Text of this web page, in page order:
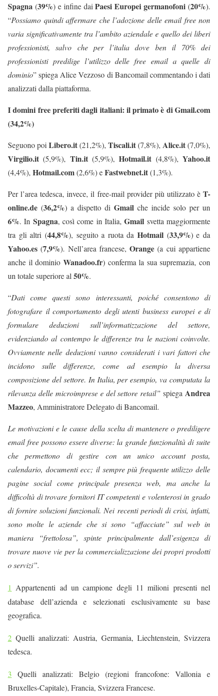
Spagna (39%) e infine daiPaesi Europei germanofoni (20%).
“Possiamo quindi affermare che l’adozione delle email free non
varia significativamente tra l’ambito aziendale e quello dei liberi
professionisti, salvo che per l’italia dove ben il 70% dei
professionisti predilige l’utilizzo delle free email a quelle di
dominio” spiega Alice Vezzoso di Bancomail commentando i dati
analizzati dalla piattaforma.
I domini free preferiti dagli italiani: il primato è di Gmail.com
(34,2%)
Seguono poiLibero.it(21,2%), Tiscali.it(7,8%), Alice.it(7,0%),
Virgilio.it (5,9%), Tin.it(5,9%),Hotmail.it (4,8%),Yahoo.it
(4,4%), Hotmail.com(2,6%) eFastwebnet.it(1,3%).
Per l’area tedesca, invece, il free-mail provider più utilizzato è T-
online.de (36,2%) a dispetto di Gmail che incide solo per un
6%. In Spagna, così come in Italia,Gmail svetta maggiormente
tra gli altri (44,8%), seguito a ruota daHotmail (33,9%) e da
Yahoo.es(7,9%). Nell’area francese,Orange (a cui appartiene
anche il dominio Wanadoo.fr) conferma la sua supremazia, con
un totale superiore al50%.
“Dati come questi sono interessanti, poiché consentono di
fotografare il comportamento degli utenti business europei e di
formulare deduzioni sull’informatizzazione del settore,
evidenziando al contempo le differenze tra le nazioni coinvolte.
Ovviamente nelle deduzioni vanno considerati i vari fattori che
incidono sulle differenze, come ad esempio la diversa
composizione del settore. In Italia, per esempio, va computata la
rilevanza delle microimprese e del settore retail”spiega Andrea
Mazzeo, Amministratore Delegato di Bancomail.
Le motivazioni e le cause della scelta di mantenere o prediligere
email free possono essere diverse: la grande funzionalità di suite
che permettono di gestire con un unico account posta,
calendario, documenti ecc; il sempre più frequente utilizzo delle
pagine social come principale presenza web, ma anche la
difficoltà di trovare fornitori IT competenti e volenterosi in grado
di fornire soluzioni funzionali. Nei recenti periodi di crisi, infatti,
sono molte le aziende che si sono “affacciate” sul web in
maniera “frettolosa”, spinte principalmente dall’esigenza di
trovare nuove vie per la commercializzazione dei propri prodotti
o servizi”.
1 Appartenenti ad uncampione degli 11 milioni presenti nel
database dell’azienda e selezionati esclusivamente su base
geografica.
2 Quelli analizzati: Austria, Germania, Liechtenstein, Svizzera
tedesca.
3 Quelli analizzati: Belgio (regioni francofone: Vallonia e
Bruxelles-Capitale), Francia, Svizzera Francese.